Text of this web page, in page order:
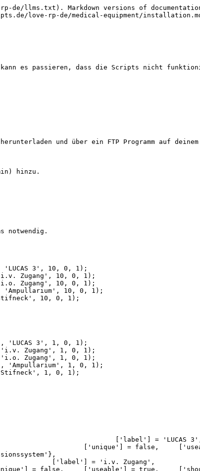
llms.txt). Markdown versions of
love-rp-de/medical-equipment/
es passieren, dass die Scripts nicht
und über ein FTP Programm auf
hinzu.
notwendig.
'LUCAS 3', 10, 0, 1);
'i.v. Zugang', 10, 0, 1);
'i.o. Zugang', 10, 0, 1);
'Ampullarium', 10, 0, 1);
10, 0, 1);
'LUCAS 3', 1, 0, 1);
'i.v. Zugang', 1, 0, 1);
'i.o. Zugang', 1, 0, 1);
'Ampullarium', 1, 0, 1);
'Stifneck', 1, 0, 1);